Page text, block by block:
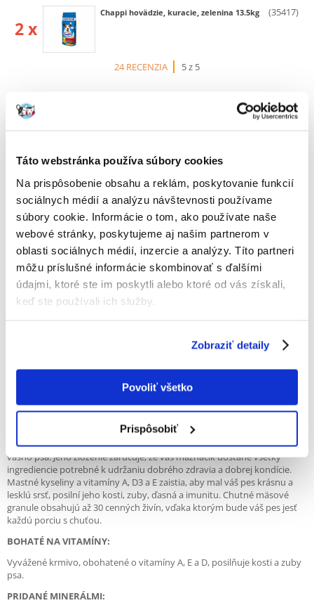
Táto webstránka používa súbory cookies
Na prispôsobenie obsahu a reklám, poskytovanie funkcií
sociálnych médií a analýzu návštevnosti používame
súbory cookie. Informácie o tom, ako používate naše
webové stránky, poskytujeme aj našim partnerom v
oblasti sociálnych médií, inzercie a analýzy. Títo partneri
môžu príslušné informácie skombinovať s ďalšími
údajmi, ktoré ste im poskytli alebo ktoré od vás získali,
keď ste používali ich služby.
Zobraziť detaily
Povoliť všetko
Prispôsobiť
2 x
Chappi hovädzie, kuracie, zelenina 13.5kg (35417)
24 RECENZIA 5 z 5
100%
Recommend
100% ZÁKAZNÍCI ODPORÚČAJÚ TENTO PRODUKT
NAPÍSAŤ RECENZIU
Popis
• vytvorený veterinárnymi špecialistami
• stará sa o srsť, zdravé kosti, zuby a ďasná vášho psa
Chappi s hovädzím, kuracím mäsom a zeleninou je chrumkavé jedlo pre
vášho psa. Jeho zloženie zaručuje, že váš maznáčik dostane všetky
ingrediencie potrebné k udržaniu dobrého zdravia a dobrej kondície.
Mastné kyseliny a vitamíny A, D3 a E zaistia, aby mal váš pes krásnu a
lesklú srsť, posilní jeho kosti, zuby, ďasná a imunitu. Chutné mäsové
granule obsahujú až 30 cenných živín, vďaka ktorým bude váš pes jesť
každú porciu s chuťou.
BOHATÉ NA VITAMÍNY:
Vyvážené krmivo, obohatené o vitamíny A, E a D, posilňuje kosti a zuby
psa.
PRIDANÉ MINERÁLMI: